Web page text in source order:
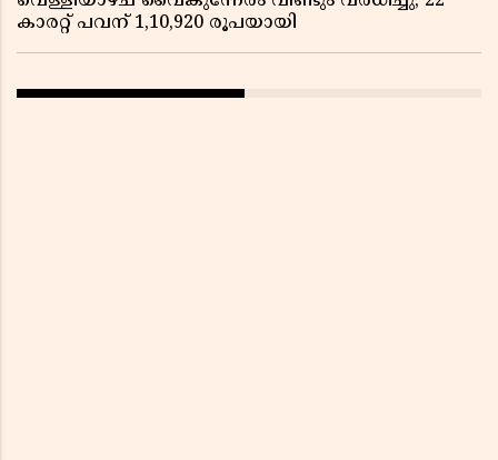
കാരറ്റ് പവന് 1,10,920 രൂപയായി